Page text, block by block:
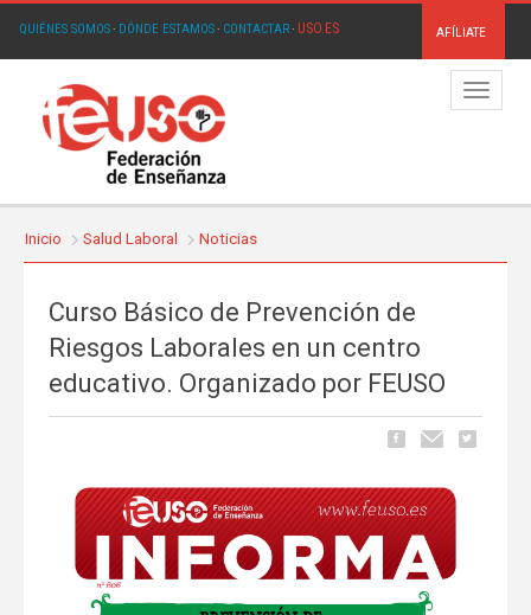
QUIÉNES SOMOS· DÓNDE ESTAMOS· CONTACTAR· USO.ES AFÍLIATE
Menú
Inicio Salud Laboral Noticias
Curso Básico de Prevención de
Riesgos Laborales en un centro
educativo. Organizado por FEUSO